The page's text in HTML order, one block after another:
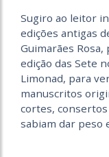
Sugiro ao leitor
edições antigas
Guimarães Rosa,
edição das Sete
Limonad, para
manuscritos
cortes,
sabiam dar peso